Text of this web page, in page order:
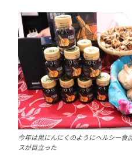
今年は黒にんにくのようにヘルシー食
スが目立った